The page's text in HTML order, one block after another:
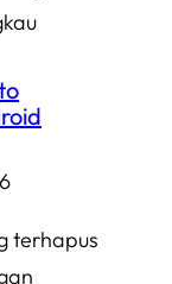
terhapus